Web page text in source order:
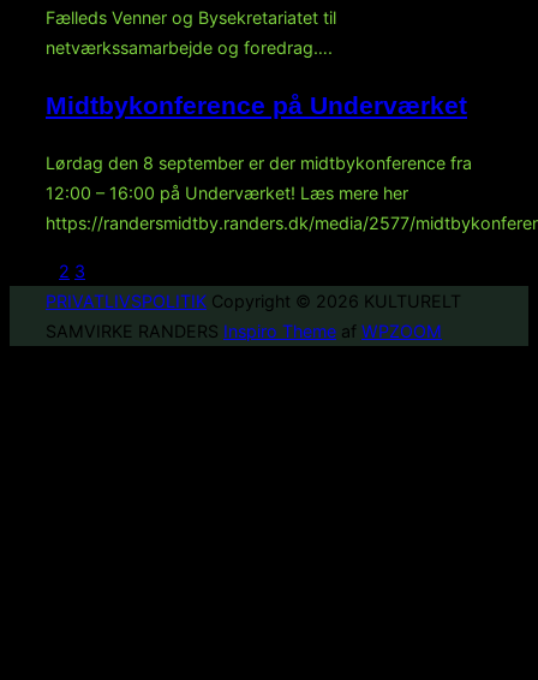
Fælleds Venner og Bysekretariatet til
netværkssamarbejde og foredrag….
Midtbykonference på Underværket
Lørdag den 8 september er der midtbykonference fra
12:00 – 16:00 på Underværket! Læs mere her
https://randersmidtby.randers.dk/media/2577/
Indlægsinddeling
2 3
PRIVATLIVSPOLITIK Copyright © 2026 KULTURELT
SAMVIRKE RANDERS Inspiro Theme af WPZOOM